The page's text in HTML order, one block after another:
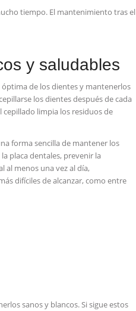
tiempo. El mantenimiento ​tras el
y saludables
de los dientes y mantenerlos
los dientes después de cada
limpia los residuos de
forma sencilla de mantener los
placa⁢ dentales, prevenir ‌la
al menos una vez al día,
difíciles de alcanzar, como entre
sanos y blancos. Si sigue estos